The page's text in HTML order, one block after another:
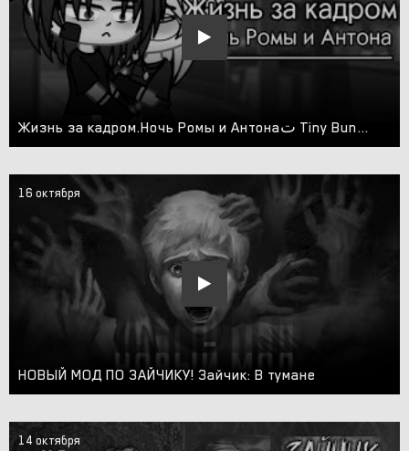
Жизнь за кадром.Ночь Ромы и Антонаت Tiny Bunny?️
16 октября
НОВЫЙ МОД ПО ЗАЙЧИКУ! Зайчик: В тумане
14 октября